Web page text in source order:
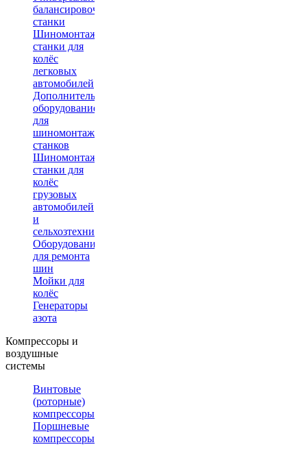
балансировочные
станки
Шиномонтажные
станки для
колёс
легковых
автомобилей
Дополнительное
оборудование
для
шиномонтажных
станков
Шиномонтажные
станки для
колёс
грузовых
автомобилей
и
сельхозтехники
Оборудование
для ремонта
шин
Мойки для
колёс
Генераторы
азота
Компрессоры и
воздушные
системы
Винтовые
(роторные)
компрессоры
Поршневые
компрессоры